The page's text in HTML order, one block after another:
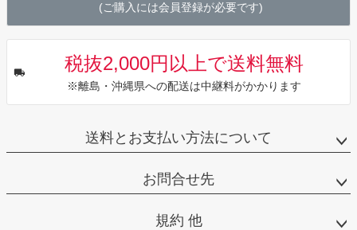
(ご購入には会員登録が必要です)
税抜2,000円以上で送料無料
※離島・沖縄県への配送は中継料がかかります
送料とお支払い方法について
お問合せ先
規約 他